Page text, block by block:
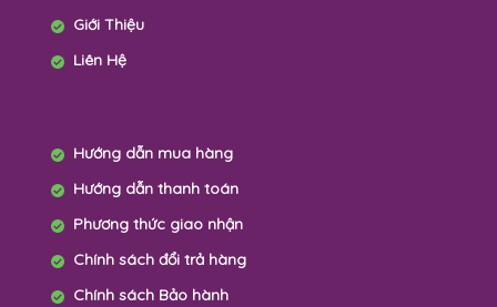
Giới Thiệu
Liên Hệ
Hướng dẫn mua hàng
Hướng dẫn thanh toán
Phương thức giao nhận
Chính sách đổi trả hàng
Chính sách Bảo hành